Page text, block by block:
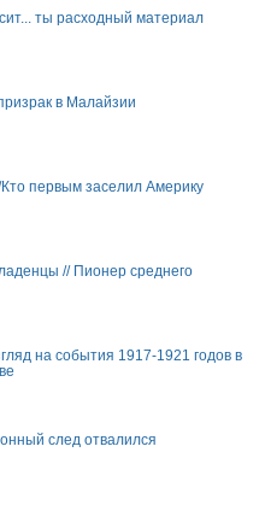
ты расходный материал
в Малайзии
первым заселил Америку
// Пионер среднего
на события 1917-1921 годов в
след отвалился